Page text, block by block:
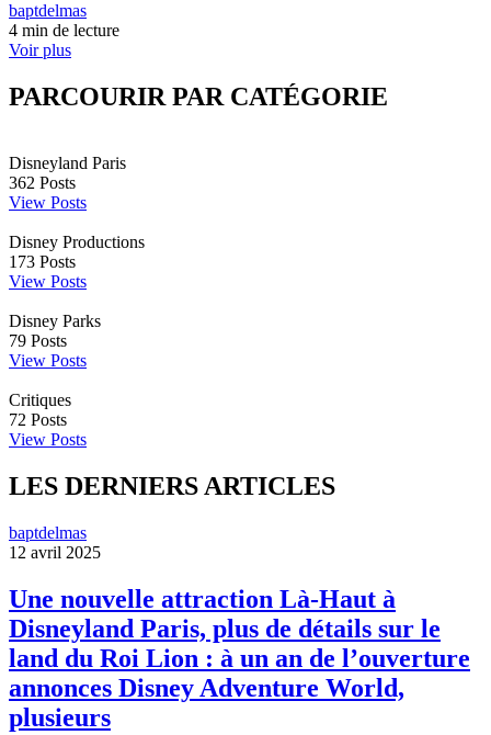
baptdelmas
4 min de lecture
Voir plus
PARCOURIR PAR CATÉGORIE
Disneyland Paris
362 Posts
View Posts
Disney Productions
173 Posts
View Posts
Disney Parks
79 Posts
View Posts
Critiques
72 Posts
View Posts
LES DERNIERS ARTICLES
baptdelmas
12 avril 2025
Une nouvelle attraction Là-Haut à
Disneyland Paris, plus de détails sur le
land du Roi Lion : à un an de l’ouverture
annonces Disney Adventure World,
plusieurs